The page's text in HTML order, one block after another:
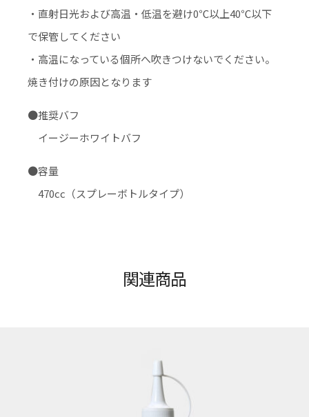
・直射日光および高温・低温を避け0℃以上40℃以下
で保管してください
・高温になっている個所へ吹きつけないでください。
焼き付けの原因となります
●推奨バフ
イージーホワイトバフ
●容量
470cc（スプレーボトルタイプ）
関連商品